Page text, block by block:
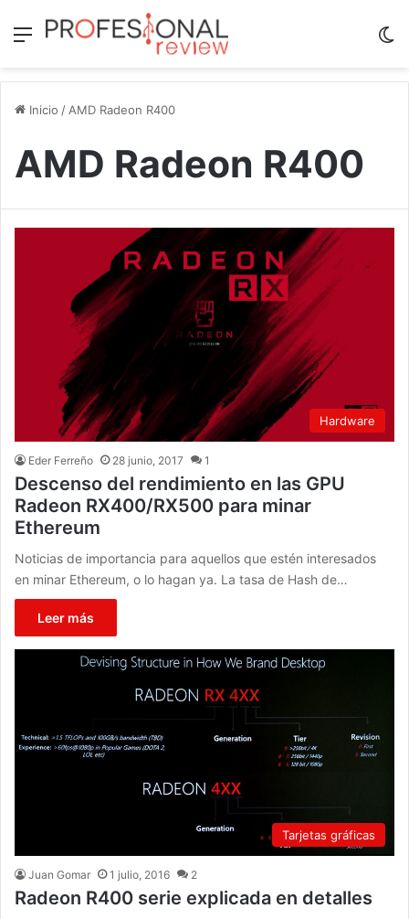
Menú
Inicio /AMD Radeon R400
AMD Radeon R400
Hardware
Eder Ferreño 28 junio, 2017 1
Descenso del rendimiento en las GPU
Radeon RX400/RX500 para minar
Ethereum
Noticias de importancia para aquellos que estén interesados
en minar Ethereum, o lo hagan ya. La tasa de Hash de…
Leer más
Tarjetas gráficas
Juan Gomar 1 julio, 2016 2
Radeon R400 serie explicada en detalles